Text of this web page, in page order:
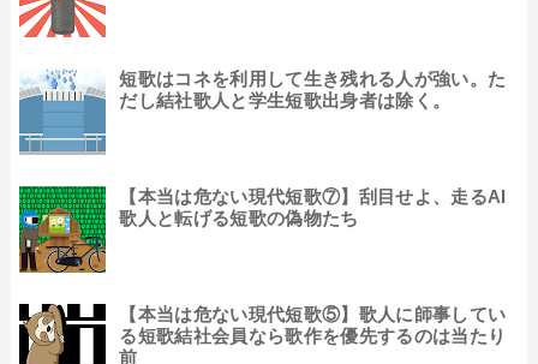
短歌はコネを利用して生き残れる人が強い。た
だし結社歌人と学生短歌出身者は除く。
【本当は危ない現代短歌⑦】刮目せよ、走るAI
歌人と転げる短歌の偽物たち
【本当は危ない現代短歌⑤】歌人に師事してい
る短歌結社会員なら歌作を優先するのは当たり
前